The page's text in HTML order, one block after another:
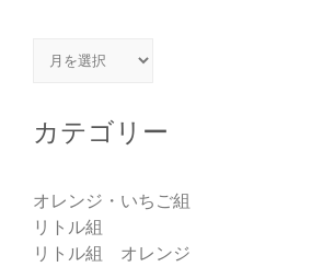
アーカイブ
カテゴリー
オレンジ・いちご組
リトル組
リトル組 オレンジ